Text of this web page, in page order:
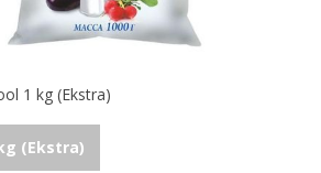
1 kg (Ekstra)
(Ekstra)